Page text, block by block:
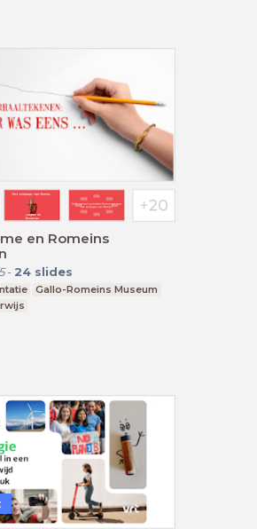
en Romeins
- 24 slides
Gallo-Romeins Museum